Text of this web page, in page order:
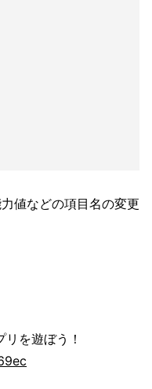
値などの項目名の変更
を遊ぼう！